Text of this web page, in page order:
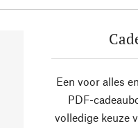
Een voor alles
PDF-
volledige keuze